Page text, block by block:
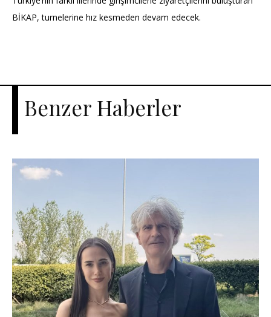
BİKAP, turnelerine hız kesmeden devam edecek.
Benzer Haberler